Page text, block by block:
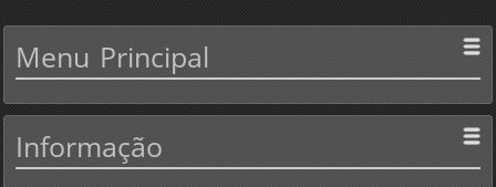
Menu Principal
Informação